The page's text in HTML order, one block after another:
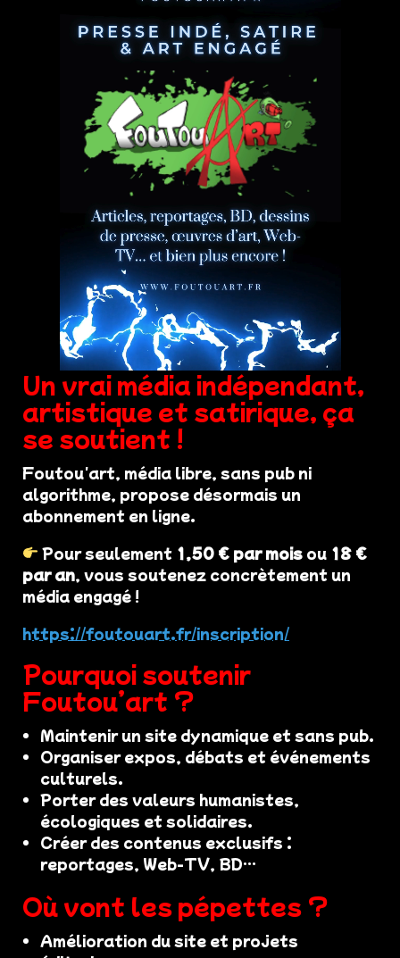
Un vrai média indépendant,
artistique et satirique, ça
se soutient !
Foutou'art, média libre, sans pub ni
algorithme, propose désormais un
abonnement en ligne.
Pour seulement 1,50 € par mois ou 18 €
par an, vous soutenez concrètement un
média engagé !
https://foutouart.fr/inscription/
Pourquoi soutenir
Foutou’art ?
Maintenir un site dynamique et sans pub.
Organiser expos, débats et événements
culturels.
Porter des valeurs humanistes,
écologiques et solidaires.
Créer des contenus exclusifs :
reportages, Web-TV, BD…
Où vont les pépettes ?
Amélioration du site et projets